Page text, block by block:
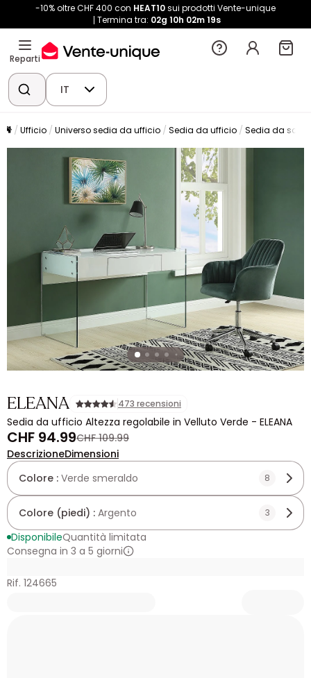
-10% oltre CHF 400 con HEAT10sui prodotti Vente-unique
Termina tra: 02g 10h 02m 19s
Reparti
IT
Ufficio Universo sedia da ufficio Sedia da ufficio Sedia da
ELEANA 473 recensioni
Sedia da ufficio Altezza regolabile in Velluto Verde - ELEANA
CHF 94.99CHF 109.99
DescrizioneDimensioni
Colore : Verde smeraldo 8
Colore (piedi) : Argento 3
DisponibileQuantità limitata
Consegna in 3 a 5 giorni
Rif. 124665